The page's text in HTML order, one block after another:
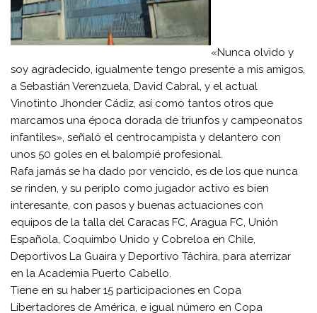
«Nunca olvido y
soy agradecido, igualmente tengo presente a mis amigos,
a Sebastián Verenzuela, David Cabral, y el actual
Vinotinto Jhonder Cádiz, así como tantos otros que
marcamos una época dorada de triunfos y campeonatos
infantiles», señaló el centrocampista y delantero con
unos 50 goles en el balompié profesional.
Rafa jamás se ha dado por vencido, es de los que nunca
se rinden, y su periplo como jugador activo es bien
interesante, con pasos y buenas actuaciones con
equipos de la talla del Caracas FC, Aragua FC, Unión
Española, Coquimbo Unido y Cobreloa en Chile,
Deportivos La Guaira y Deportivo Táchira, para aterrizar
en la Academia Puerto Cabello.
Tiene en su haber 15 participaciones en Copa
Libertadores de América, e igual número en Copa